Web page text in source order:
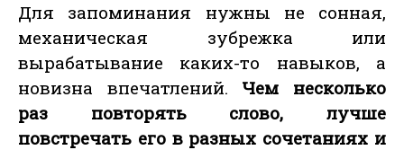
Для запоминания нужны не сонная,
механическая зубрежка или
вырабатывание каких-то навыков, а
новизна впечатлений. Чем несколько
раз повторять слово, лучше
повстречать его в разных сочетаниях и